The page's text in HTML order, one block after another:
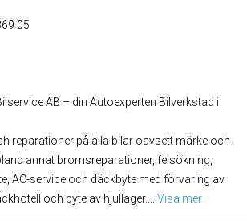
05
AB – din Autoexperten Bilverkstad i
reparationer på alla bilar oavsett märke och
annat bromsreparationer, felsökning,
AC-service och däckbyte med förvaring av
och byte av hjullager.
Visa mer